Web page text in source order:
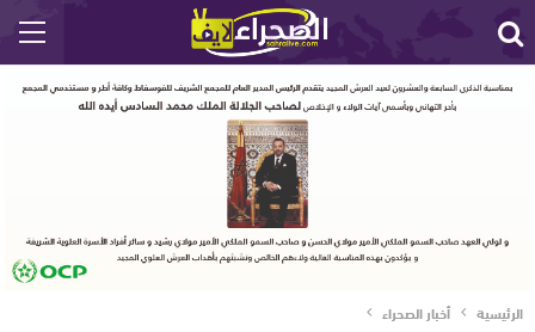
الرئيسية أخبار الصحراء